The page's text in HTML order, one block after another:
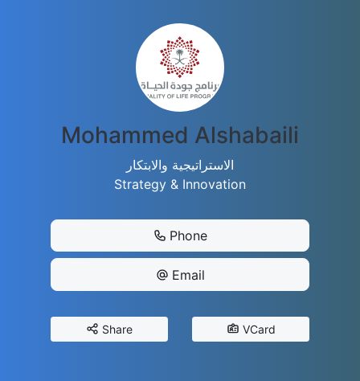
Mohammed Alshabaili
الاستراتيجية والابتكار
Strategy & Innovation
Phone
Email
Share VCard